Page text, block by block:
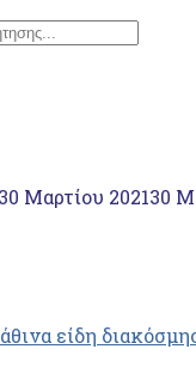
30 Μαρτίου 202130
είδη